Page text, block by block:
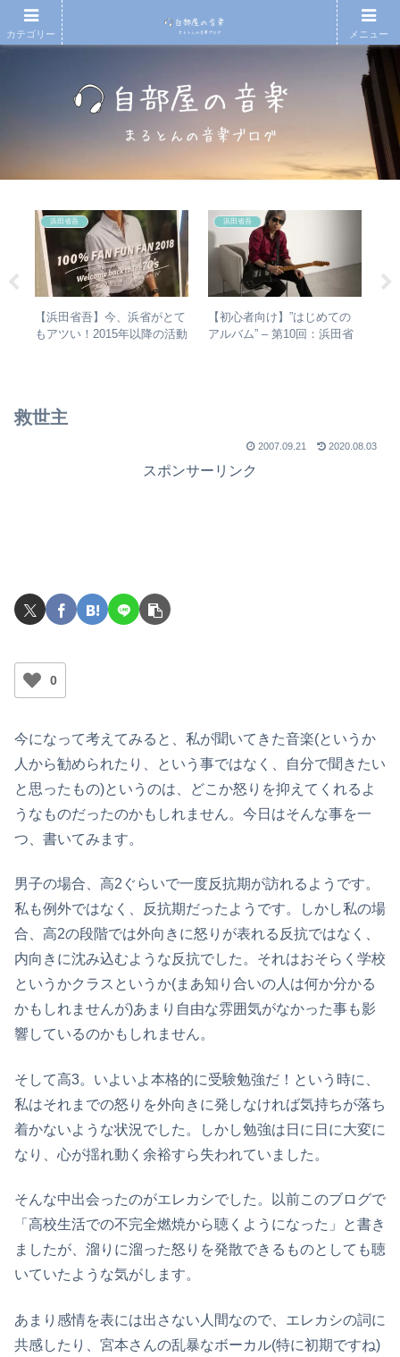
浜田省吾
【浜田省吾】今、浜省がとて
もアツい！2015年以降の活動
浜田省吾
【初心者向け】”はじめての
アルバム” – 第10回：浜田省
救世主
2007.09.21 2020.08.03
スポンサーリンク
0
今になって考えてみると、私が聞いてきた音楽(というか
人から勧められたり、という事ではなく、自分で聞きたい
と思ったもの)というのは、どこか怒りを抑えてくれるよ
うなものだったのかもしれません。今日はそんな事を一
つ、書いてみます。
男子の場合、高2ぐらいで一度反抗期が訪れるようです。
私も例外ではなく、反抗期だったようです。しかし私の場
合、高2の段階では外向きに怒りが表れる反抗ではなく、
内向きに沈み込むような反抗でした。それはおそらく学校
というかクラスというか(まあ知り合いの人は何か分かる
かもしれませんが)あまり自由な雰囲気がなかった事も影
響しているのかもしれません。
そして高3。いよいよ本格的に受験勉強だ！という時に、
私はそれまでの怒りを外向きに発しなければ気持ちが落ち
着かないような状況でした。しかし勉強は日に日に大変に
なり、心が揺れ動く余裕すら失われていました。
そんな中出会ったのがエレカシでした。以前このブログで
「高校生活での不完全燃焼から聴くようになった」と書き
ましたが、溜りに溜った怒りを発散できるものとしても聴
いていたような気がします。
あまり感情を表には出さない人間なので、エレカシの詞に
共感したり、宮本さんの乱暴なボーカル(特に初期ですね)
カテゴリー メニュー